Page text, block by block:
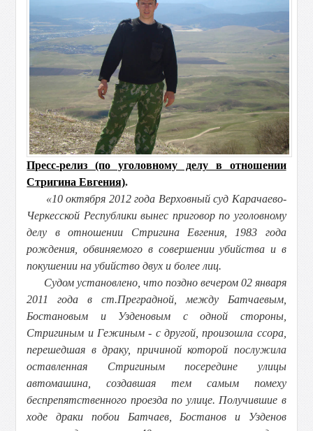
Пресс-релиз (по уголовному делу в отношении
Стригина Евгения).
«10 октября 2012 года Верховный суд Карачаево-
Черкесской Республики вынес приговор по уголовному
делу в отношении Стригина Евгения, 1983 года
рождения, обвиняемого в совершении убийства и в
покушении на убийство двух и более лиц.
Судом установлено, что поздно вечером 02 января
2011 года в ст.Преградной, между Батчаевым,
Бостановым и Узденовым с одной стороны,
Стригиным и Гежиным - с другой, произошла ссора,
перешедшая в драку, причиной которой послужила
оставленная Стригиным посередине улицы
автомашина, создавшая тем самым помеху
беспрепятственного проезда по улице. Получившие в
ходе драки побои Батчаев, Бостанов и Узденов